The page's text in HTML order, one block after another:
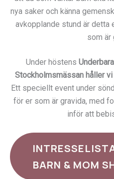
nya saker och känna
avkopplande stund är detta
som är
Under höstens
Stockholmsmässan håller
Ett speciellt event under
för er som är gravida, med
inför att
BARN & MOM